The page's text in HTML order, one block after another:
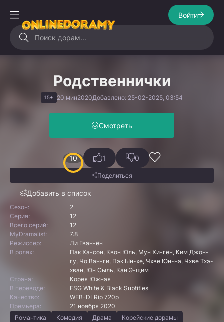
Войти
Родственнички
15+ 20 мин2020Добавлено: 25-02-2025, 03:54
Смотреть
10
Добавить в список
1 0
Поделиться
Сезон:
2
Серия:
12
Всего серий:
12
MyDramalist:
7.8
Режиссер:
Ли Гван-ён
В ролях:
Пак Ха-сон, Квон Юль, Мун Хи-гён, Ким Джон-
гу, Чо Ван-ги, Пэк Ын-хе, Чхве Юн-на, Чхве Тхэ-
хван, Юн Сыль, Кан Э-щим
Страна:
Корея Южная
В переводе:
FSG White & Black.Subtitles
Качество:
WEB-DLRip 720p
Премьера:
21 ноября 2020
Романтика
Комедия Драма Корейские дорамы